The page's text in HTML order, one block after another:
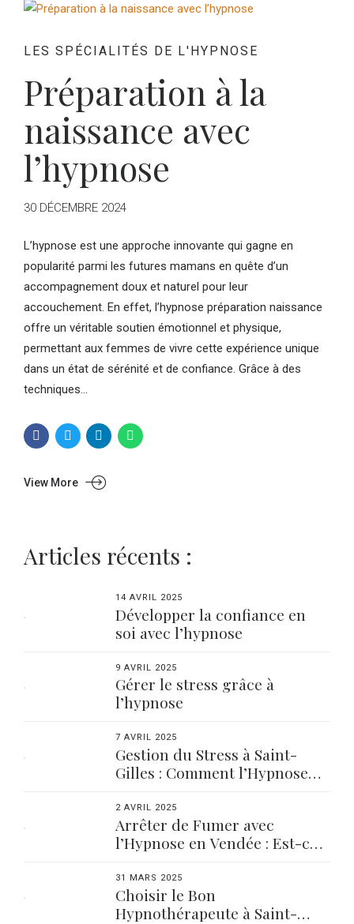
LES SPÉCIALITÉS DE L'HYPNOSE
Préparation à la
naissance avec
l’hypnose
30 DÉCEMBRE 2024
L’hypnose est une approche innovante qui gagne en
popularité parmi les futures mamans en quête d’un
accompagnement doux et naturel pour leur
accouchement. En effet, l’hypnose préparation naissance
offre un véritable soutien émotionnel et physique,
permettant aux femmes de vivre cette expérience unique
dans un état de sérénité et de confiance. Grâce à des
techniques...
View More
Articles récents :
14 AVRIL 2025
Développer la confiance en
soi avec l’hypnose
9 AVRIL 2025
Gérer le stress grâce à
l’hypnose
7 AVRIL 2025
Gestion du Stress à Saint-
Gilles : Comment l’Hypnose
2 AVRIL 2025
Arrêter de Fumer avec
l’Hypnose en Vendée : Est-ce
31 MARS 2025
Choisir le Bon
Hypnothérapeute à Saint-